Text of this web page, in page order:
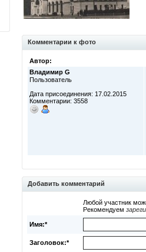
Комментарии к фото
Автор:
Владимир G
Пользователь
Дата присоединения: 17.02.2015
Комментарии: 3558
Добавить комментарий
Любой участник
Рекомендуем
Имя:*
Заголовок:*